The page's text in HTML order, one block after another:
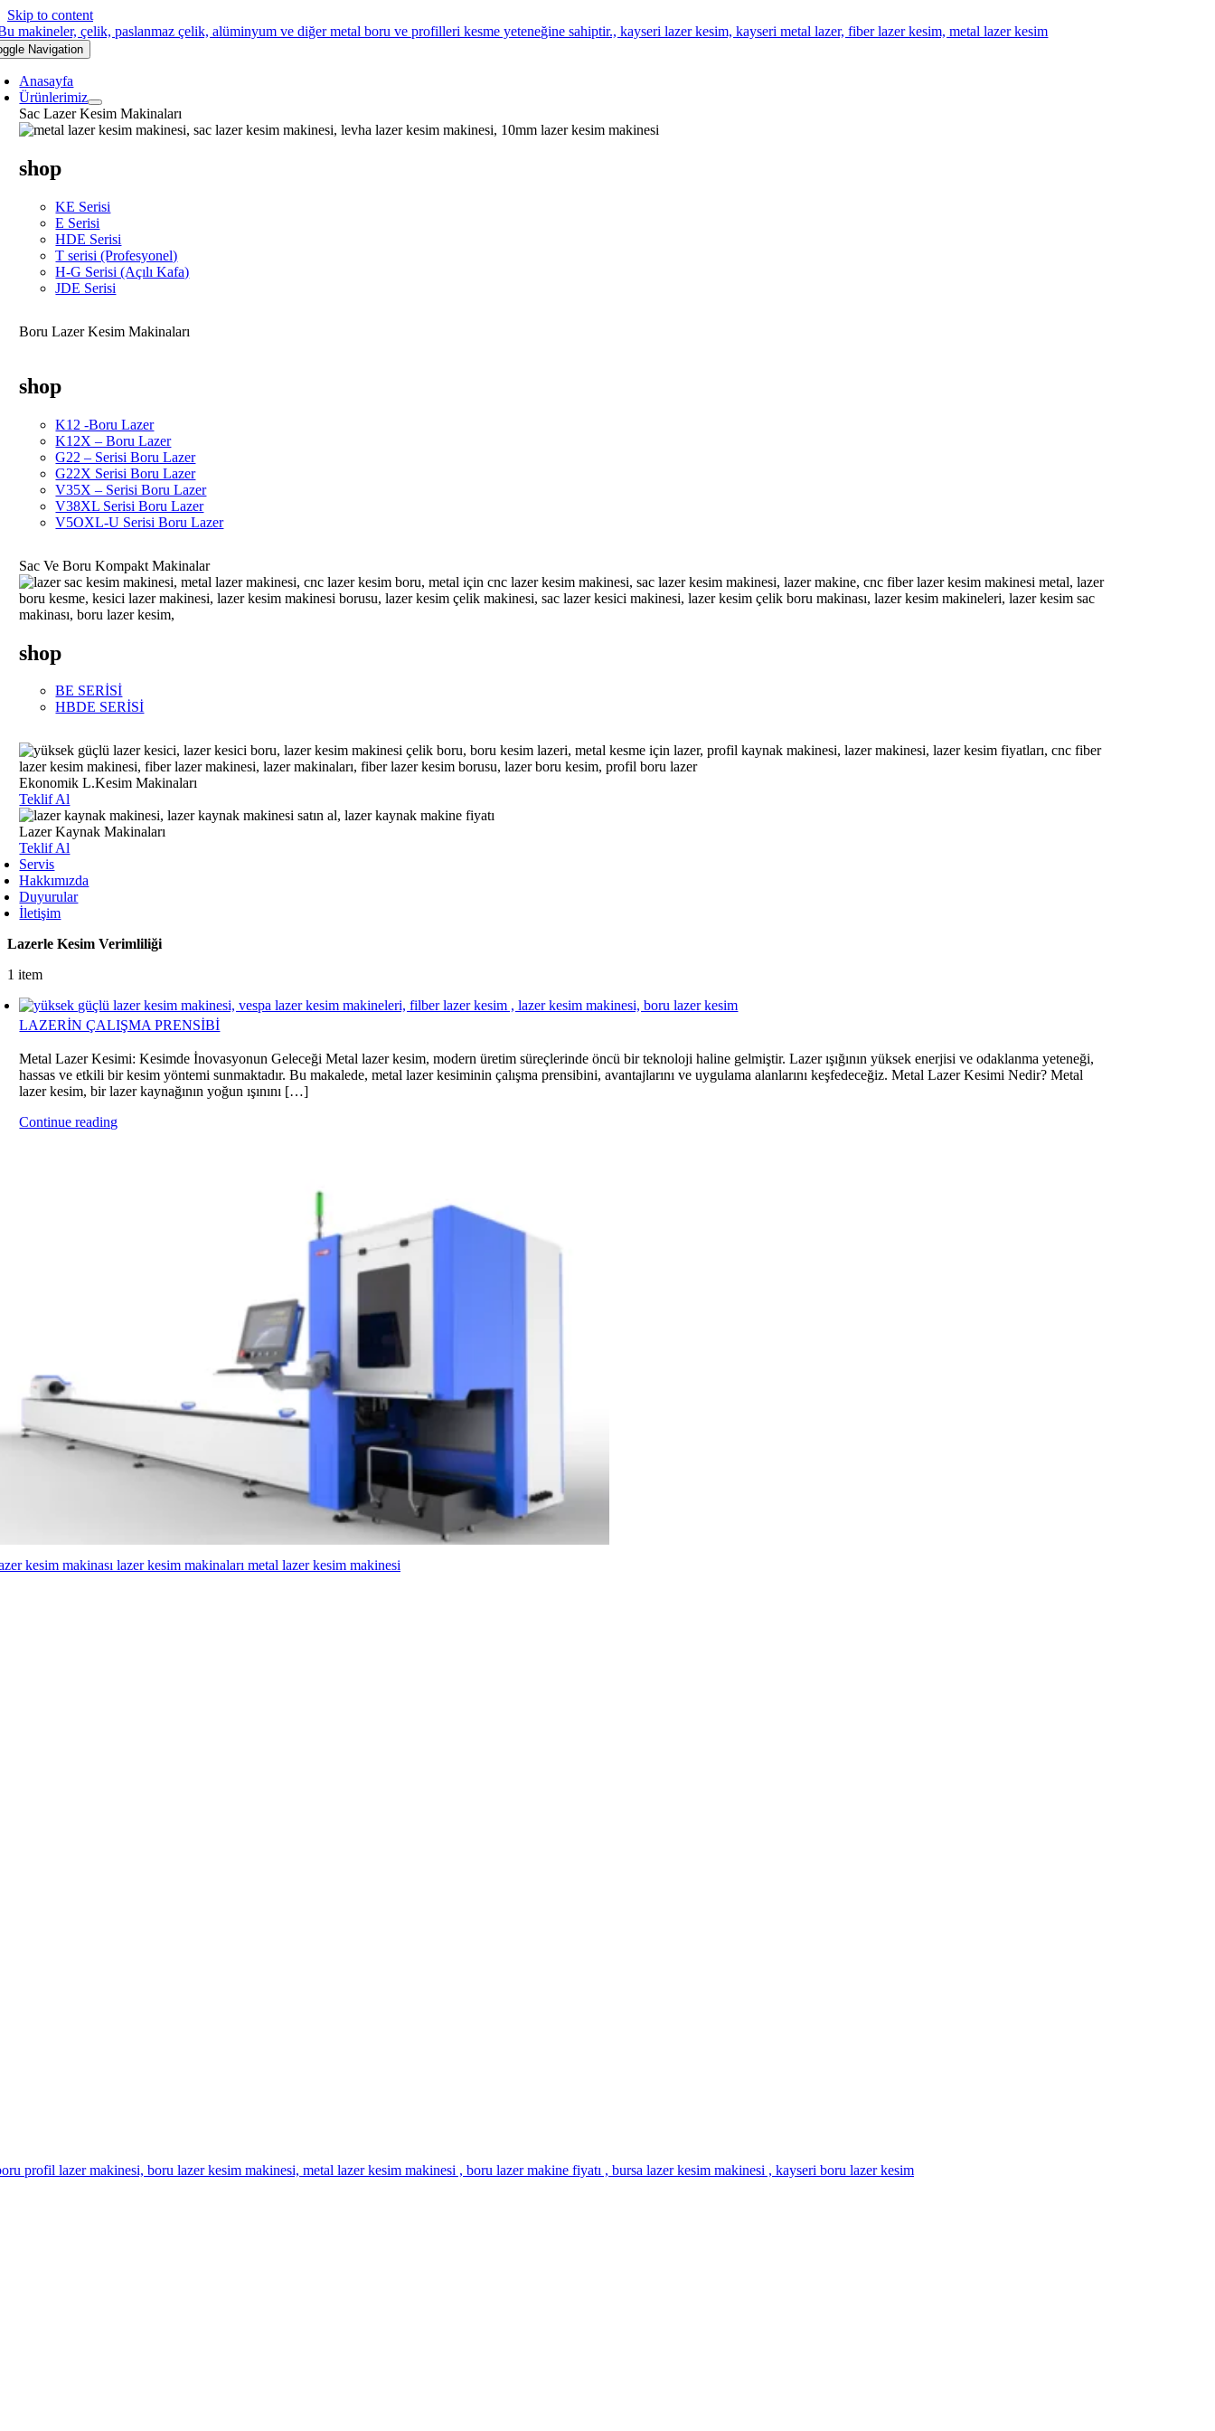
Skip to content
Navigation
Anasayfa
Ürünlerimiz
Sac Lazer Kesim Makinaları
shop
KE Serisi
E Serisi
HDE Serisi
T serisi (Profesyonel)
H-G Serisi (Açılı Kafa)
JDE Serisi
Boru Lazer Kesim Makinaları
shop
K12 -Boru Lazer
K12X – Boru Lazer
G22 – Serisi Boru Lazer
G22X Serisi Boru Lazer
V35X – Serisi Boru Lazer
V38XL Serisi Boru Lazer
V5OXL-U Serisi Boru Lazer
Sac Ve Boru Kompakt Makinalar
shop
BE SERİSİ
HBDE SERİSİ
Ekonomik L.Kesim Makinaları
Teklif Al
Lazer Kaynak Makinaları
Teklif Al
Servis
Hakkımızda
Duyurular
İletişim
Lazerle Kesim Verimliliği
1 item
LAZERİN ÇALIŞMA PRENSİBİ
Metal Lazer Kesimi: Kesimde İnovasyonun Geleceği Metal lazer kesim, modern üretim süreçlerinde öncü bir teknoloji haline gelmiştir. Lazer ışığının yüksek enerjisi ve odaklanma yeteneği,
hassas ve etkili bir kesim yöntemi sunmaktadır. Bu makalede, metal lazer kesiminin çalışma prensibini, avantajlarını ve uygulama alanlarını keşfedeceğiz. Metal Lazer Kesimi Nedir? Metal
lazer kesim, bir lazer kaynağının yoğun ışınını […]
Continue reading